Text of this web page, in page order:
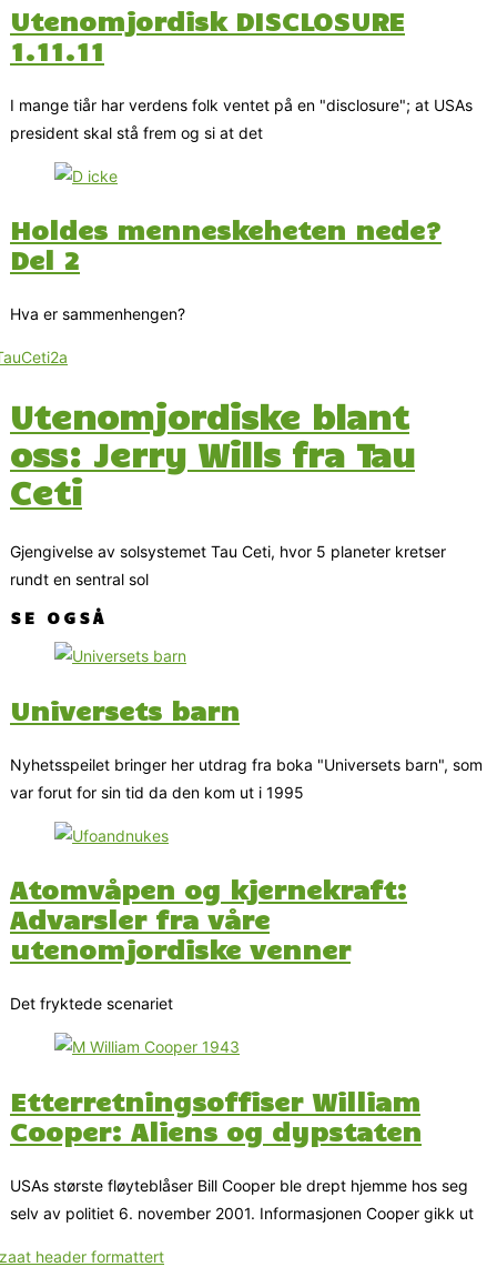
Utenomjordisk DISCLOSURE
1.11.11
I mange tiår har verdens folk ventet på en "disclosure"; at USAs
president skal stå frem og si at det
Holdes menneskeheten nede?
Del 2
Hva er sammenhengen?
Utenomjordiske blant
oss: Jerry Wills fra Tau
Ceti
Gjengivelse av solsystemet Tau Ceti, hvor 5 planeter kretser
rundt en sentral sol
SE OGSÅ
Universets barn
Nyhetsspeilet bringer her utdrag fra boka "Universets barn", som
var forut for sin tid da den kom ut i 1995
Atomvåpen og kjernekraft:
Advarsler fra våre
utenomjordiske venner
Det fryktede scenariet
Etterretningsoffiser William
Cooper: Aliens og dypstaten
USAs største fløyteblåser Bill Cooper ble drept hjemme hos seg
selv av politiet 6. november 2001. Informasjonen Cooper gikk ut